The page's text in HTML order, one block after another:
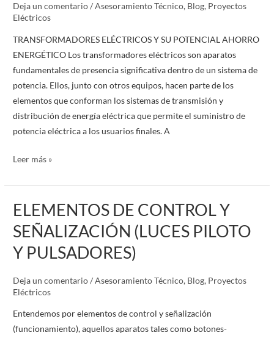
Deja un comentario/Asesoramiento Técnico, Blog, Proyectos
Eléctricos
TRANSFORMADORES ELÉCTRICOS Y SU POTENCIAL AHORRO
ENERGÉTICO Los transformadores eléctricos son aparatos
fundamentales de presencia significativa dentro de un sistema de
potencia. Ellos, junto con otros equipos, hacen parte de los
elementos que conforman los sistemas de transmisión y
distribución de energía eléctrica que permite el suministro de
potencia eléctrica a los usuarios finales. A
AHORRO
ENERGÉTICO
Leer más »
ELEMENTOS DE CONTROL Y
SEÑALIZACIÓN (LUCES PILOTO
Y PULSADORES)
Deja un comentario/Asesoramiento Técnico, Blog, Proyectos
Eléctricos
Entendemos por elementos de control y señalización
(funcionamiento), aquellos aparatos tales como botones-
ELEMENTOS
CONTROL
Y
(LUCES
PILOTO
Y
PULSADORES)